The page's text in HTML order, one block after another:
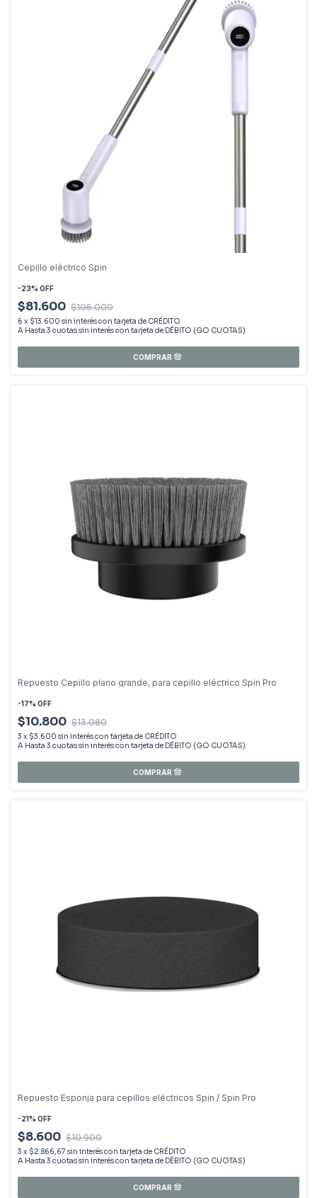
Cepillo eléctrico Spin
-23% OFF
$81.600 $106.000
6 x $13.600 sin interés
Repuesto Cepillo plano grande, para cepillo eléctrico Spin Pro
-17% OFF
$10.800 $13.080
3 x $3.600 sin interés
Repuesto Esponja para cepillos eléctricos Spin / Spin Pro
-21% OFF
$8.600 $10.900
3 x $2.866,67 sin interés